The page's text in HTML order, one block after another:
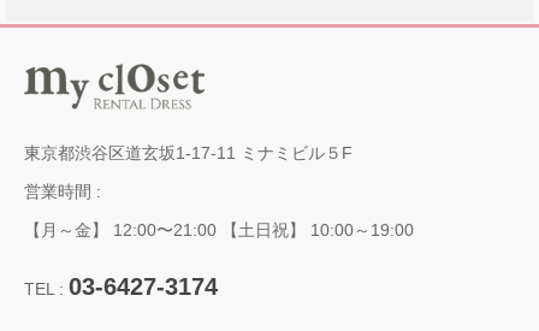
東京都渋谷区道玄坂1-17-11 ミナミビル５F
営業時間 :
【月～金】 12:00〜21:00 【土日祝】 10:00～19:00
TEL : 03-6427-3174